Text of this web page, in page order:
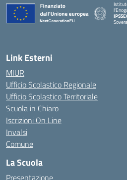
Link Esterni
MIUR
Ufficio Scolastico Regionale
Ufficio Scolastico Territoriale
Scuola in Chiaro
Iscrizioni On Line
Invalsi
Comune
La Scuola
Presentazione